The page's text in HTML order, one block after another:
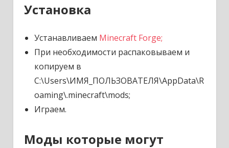
Установка
Устанавливаем Minecraft Forge;
При необходимости распаковываем и
копируем в
C:\Users\ИМЯ_ПОЛЬЗОВАТЕЛЯ\AppData\R
oaming\.minecraft\mods;
Играем.
Моды которые могут